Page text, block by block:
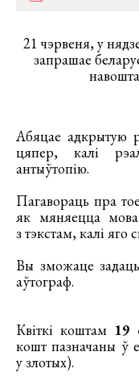
21 чэрвеня, у
запрашае
Абяцае адкрытую
цяпер, калі
антыўтопію.
Пагавораць пра
як мяняецца
з тэкстам, калі
Вы зможаце
аўтограф.
Квіткі коштам 19
кошт пазначаны ў
у злотых).